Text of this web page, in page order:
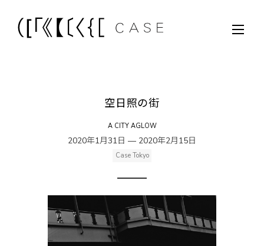
空日照の街
A CITY AGLOW
2020年1月31日 — 2020年2月15日
Case Tokyo